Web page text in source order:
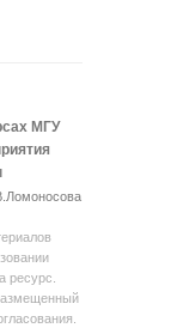
МГУ
ресурс.